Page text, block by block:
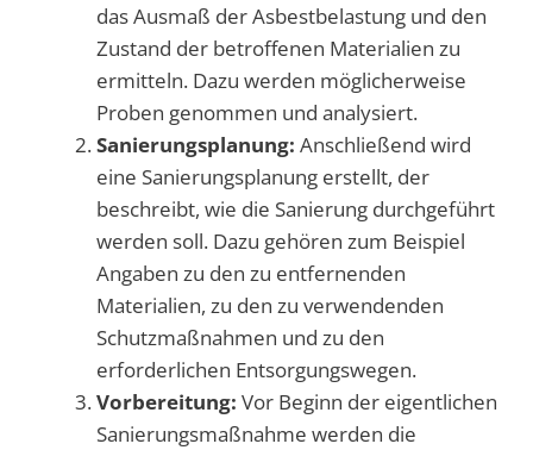
das Ausmaß der Asbestbelastung und den
Zustand der betroffenen Materialien zu
ermitteln. Dazu werden möglicherweise
Proben genommen und analysiert.
Sanierungsplanung: Anschließend wird
eine Sanierungsplanung erstellt, der
beschreibt, wie die Sanierung durchgeführt
werden soll. Dazu gehören zum Beispiel
Angaben zu den zu entfernenden
Materialien, zu den zu verwendenden
Schutzmaßnahmen und zu den
erforderlichen Entsorgungswegen.
Vorbereitung: Vor Beginn der eigentlichen
Sanierungsmaßnahme werden die